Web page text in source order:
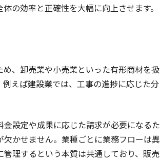
の効率と正確性を大幅に向上させます。
、卸売業や小売業といった有形商材を扱
えば建設業では、工事の進捗に応じた分
設定や成果に応じた請求が必要になるた
かせません。業種ごとに業務フローは異
理するという本質は共通しており、販売